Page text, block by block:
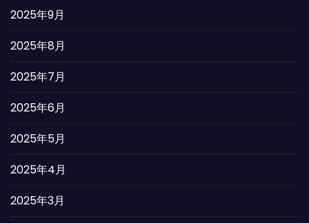
2025年9月
2025年8月
2025年7月
2025年6月
2025年5月
2025年4月
2025年3月